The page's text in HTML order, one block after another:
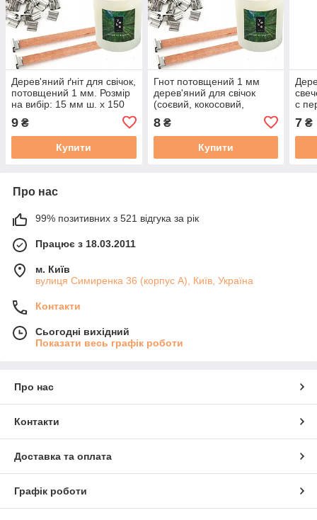
Дерев'яний ґніт для свічок,
потовщений 1 мм. Розмір
на вибір: 15 мм ш. х 150
9 ₴
Купити
Гнот потовщений 1 мм
дерев'яний для свічок
(соєвий, кокосовий,
пальмовий віск, парафін
та ін). Розмір на вибір:
10х80 мм
8₴
Купити
с
7 ₴
Про нас
99% позитивних з 521 відгука за рік
Працює з 18.03.2011
м. Київ
вулиця Симиренка 36 (корпус А), Київ, Україна
Контакти
Сьогодні вихідний
Показати весь графік роботи
Про нас
Контакти
Доставка та оплата
Графік роботи